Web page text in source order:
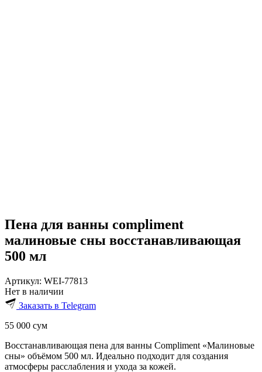
Пена для ванны compliment
малиновые сны восстанавливающая
500 мл
Артикул: WEI-77813
Нет в наличии
Заказать в Telegram
55 000 сум
Восстанавливающая пена для ванны Compliment «Малиновые
сны» объёмом 500 мл. Идеально подходит для создания
атмосферы расслабления и ухода за кожей.